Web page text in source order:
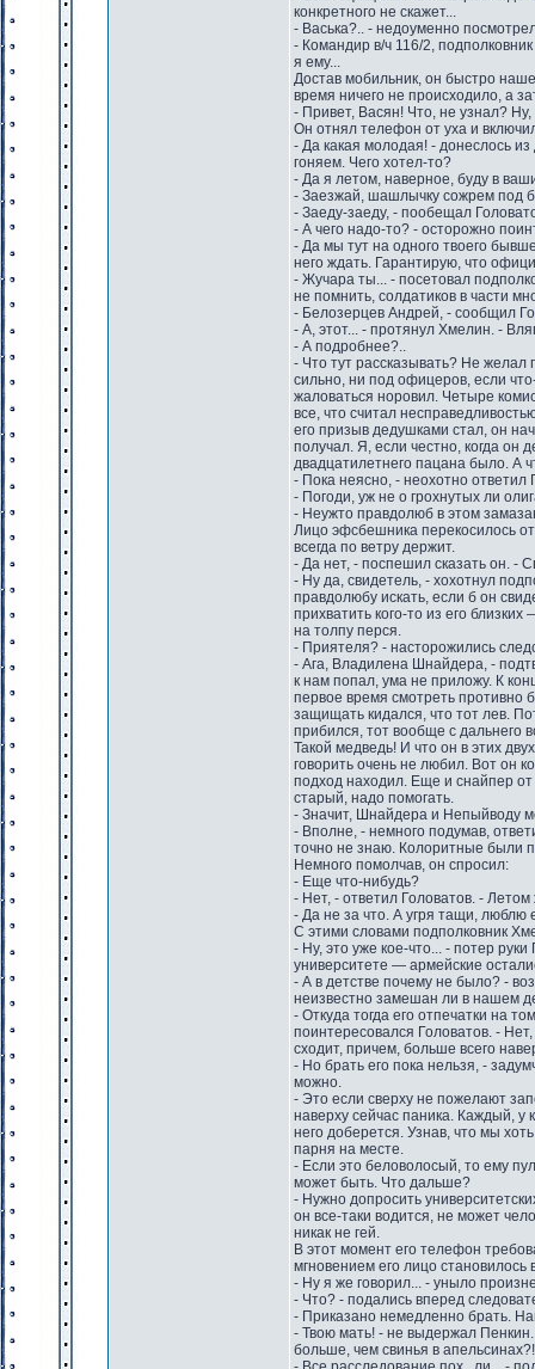
конкретного не скажет...
- Васька?.. - недоуменно
- Командир в/ч 116/2,
я ему...
Достав мобильник, он быстро
время ничего не происходило, а
- Привет, Васян! Что, не узнал?
Он отнял телефон от уха и
- Да какая молодая! - донеслось
гоняем. Чего хотел-то?
- Да я летом, наверное, буду в
- Заезжай, шашлычку сожрем под
- Заеду-заеду, - пообещал
- А чего надо-то? - осторожно
- Да мы тут на одного твоего
него ждать. Гарантирую, что
- Жучара ты... - посетовал
не помнить, солдатиков в части
- Белозерцев Андрей, - сообщил
- А, этот... - протянул Хмелин. -
- А подробнее?..
- Что тут рассказывать? Не желал
сильно, ни под офицеров, если
жаловаться норовил. Четыре
все, что считал
его призыв дедушками стал, он
получал. Я, если честно, когда он
двадцатилетнего пацана было. А
- Пока неясно, - неохотно ответил
- Погоди, уж не о грохнутых ли
- Неужто правдолюб в этом
Лицо эфсбешника перекосилось
всегда по ветру держит.
- Да нет, - поспешил сказать он. -
- Ну да, свидетель, - хохотнул
правдолюбу искать, если б он
прихватить кого-то из его
на толпу перся.
- Приятеля? - насторожились
- Ага, Владилена Шнайдера, -
к нам попал, ума не приложу. К
первое время смотреть противно
защищать кидался, что тот лев.
прибился, тот вообще с дальнего
Такой медведь! И что он в этих
говорить очень не любил. Вот он
подход находил. Еще и снайпер от
старый, надо помогать.
- Значит, Шнайдера и Непыйводу
- Вполне, - немного подумав,
точно не знаю. Колоритные были
Немного помолчав, он спросил:
- Еще что-нибудь?
- Нет, - ответил Головатов. -
- Да не за что. А угря тащи, люблю
С этими словами подполковник
- Ну, это уже кое-что... - потер
университете — армейские
- А в детстве почему не было? -
неизвестно замешан ли в нашем
- Откуда тогда его отпечатки на
поинтересовался Головатов. -
сходит, причем, больше всего
- Но брать его пока нельзя, -
можно.
- Это если сверху не пожелают
наверху сейчас паника. Каждый, у
него доберется. Узнав, что мы
парня на месте.
- Если это беловолосый, то ему
может быть. Что дальше?
- Нужно допросить
он все-таки водится, не может
никак не гей.
В этот момент его телефон
мгновением его лицо становилось
- Ну я же говорил... - уныло
- Что? - подались вперед
- Приказано немедленно брать.
- Твою мать! - не выдержал
больше, чем свинья в апельсинах?!